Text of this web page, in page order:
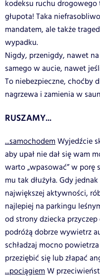
kodeksu ruchu
głupota! Taka
mandatem, ale także
wypadku.
Nigdy, przenigdy, nawet
samego w aucie, nawet
To niebezpieczne, choćby
nagrzewa i zamienia w
RUSZAMY...
...samochodemWyjedźcie
aby upał nie dał się wam
warto „wpasować” w porę
mu tak dłużyła. Gdy
największej aktywności,
najlepiej na parkingu
od strony dziecka przyczep
podróżą dobrze wywietrz
schładzaj mocno
przeziębić się lub złapać
...pociągiemW